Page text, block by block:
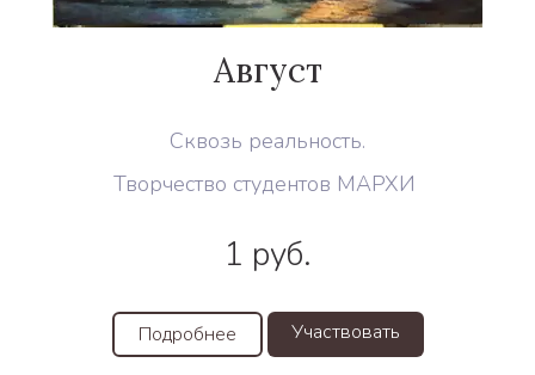
Август
Сквозь реальность.
Творчество студентов МАРХИ
1 руб.
Подробнее Участвовать